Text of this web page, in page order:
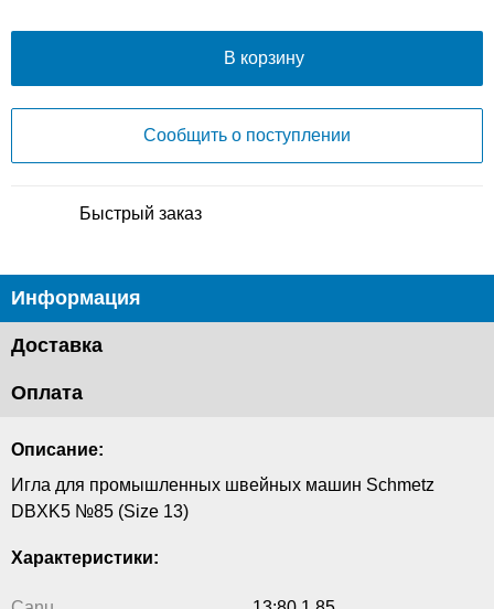
В корзину
Сообщить о поступлении
Быстрый заказ
Информация
Доставка
Оплата
Описание:
Игла для промышленных швейных машин Schmetz
DBXK5 №85 (Size 13)
Характеристики: